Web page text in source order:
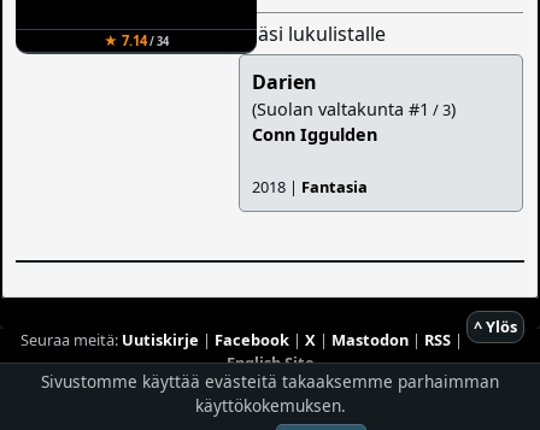
★ 7.14/ 34
lisäsi lukulistalle
Darien
(Suolan valtakunta #1 / 3)
Conn Iggulden
2018 | Fantasia
^ Ylös
Seuraa meitä: Uutiskirje | Facebook| X| Mastodon| RSS|
English Site
Hostingpalvelun tarjoaaPlaneetta Internet Oy
Sivustomme käyttää evästeitä takaaksemme parhaimman
käyttökokemuksen.